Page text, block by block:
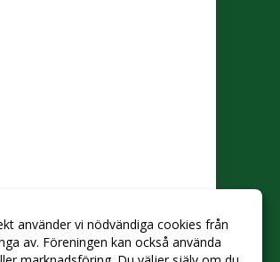
använder vi nödvändiga cookies från
av. Föreningen kan också använda